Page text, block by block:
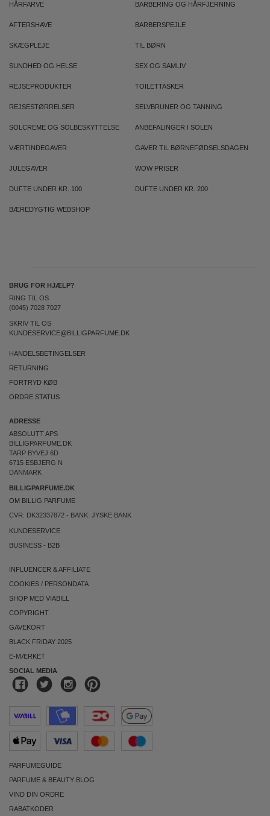
HÅRFARVE BARBERING OG HÅRFJERNING
AFTERSHAVE BARBERSPEJLE
SKÆGPLEJE TIL BØRN
SUNDHED OG HELSE SEX OG SAMLIV
REJSEPRODUKTER TOILETTASKER
REJSESTØRRELSER SELVBRUNER OG TANNING
SOLCREME OG SOLBESKYTTELSE ANBEFALINGER I SOLEN
VÆRTINDEGAVER GAVER TIL BØRNEFØDSELSDAGEN
JULEGAVER WOW PRISER
DUFTE UNDER KR. 100 DUFTE UNDER KR. 200
BÆREDYGTIG WEBSHOP
BRUG FOR HJÆLP?
RING TIL OS
(0045) 7028 7027
SKRIV TIL OS
KUNDESERVICE@BILLIGPARFUME.DK
HANDELSBETINGELSER
RETURNING
FORTRYD KØB
ORDRE STATUS
ADRESSE
ABSOLUTT APS
BILLIGPARFUME.DK
TARP BYVEJ 6D
6715 ESBJERG N
DANMARK
BILLIGPARFUME.DK
OM BILLIG PARFUME
CVR: DK32337872 - BANK: JYSKE BANK
KUNDESERVICE
BUSINESS - B2B
INFLUENCER & AFFILIATE
COOKIES / PERSONDATA
SHOP MED VIABILL
COPYRIGHT
GAVEKORT
BLACK FRIDAY 2025
E-MÆRKET
SOCIAL MEDIA
PARFUMEGUIDE
PARFUME & BEAUTY BLOG
VIND DIN ORDRE
RABATKODER